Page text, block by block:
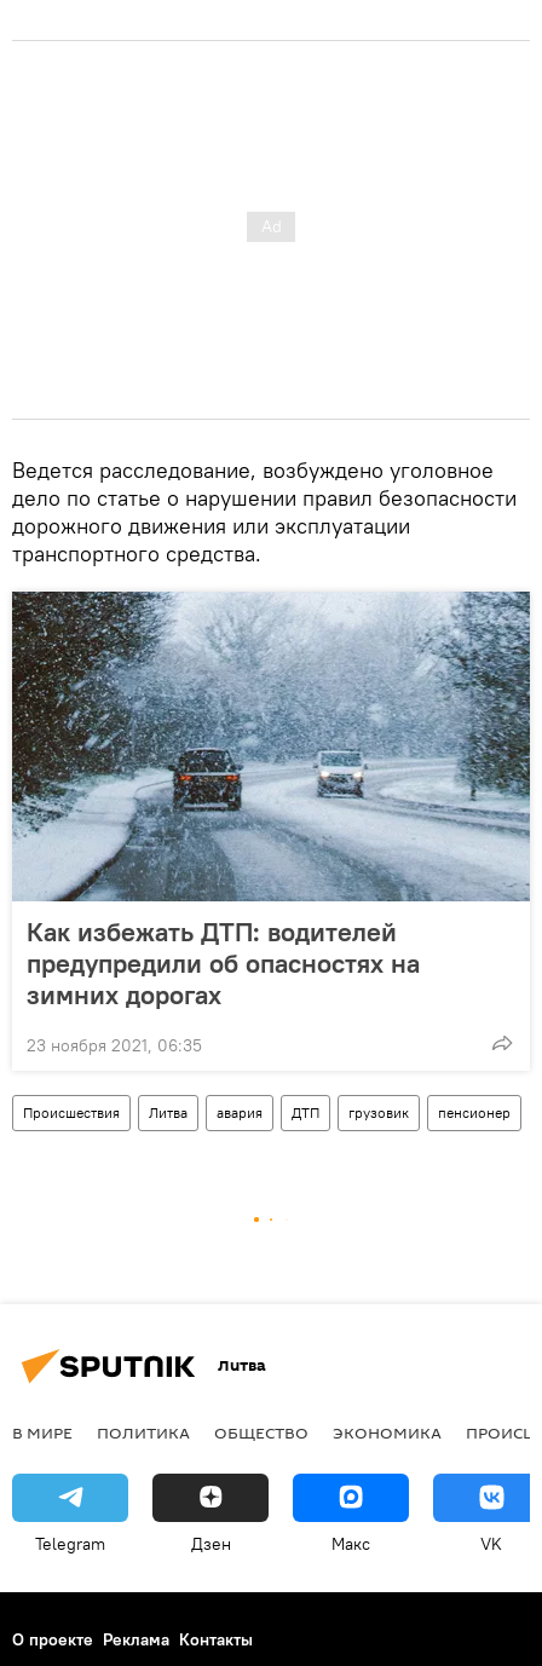
Ведется расследование, возбуждено уголовное
дело по статье о нарушении правил безопасности
дорожного движения или эксплуатации
транспортного средства.
Как избежать ДТП: водителей
предупредили об опасностях на
зимних дорогах
23 ноября 2021, 06:35
Происшествия Литва авария ДТП грузовик пенсионер
Литва
В МИРЕ ПОЛИТИКА ОБЩЕСТВО ЭКОНОМИКА
Telegram Дзен Макс VK
О проекте Реклама Контакты